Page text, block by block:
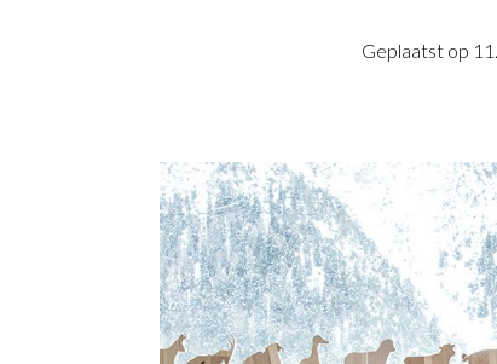
Geplaatst op